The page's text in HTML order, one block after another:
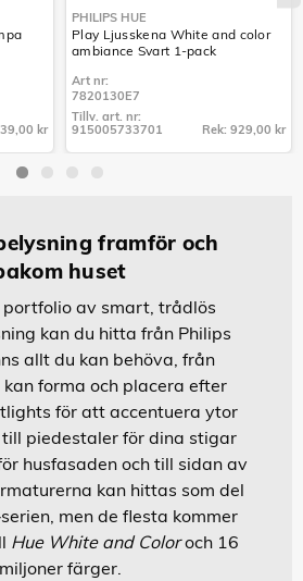
kr
PHILIPS HUE
Play Ljusskena White and color
ambiance Svart 1-pack
Art nr:
7820130E7
915005733701
Tillv. art. nr:
915005733701
Rek: 929,00 kr
framför och
huset
portfolio av smart, trådlös
kan du hitta från Philips
allt du kan behöva, från
forma och placera efter
för att accentuera ytor
piedestaler för dina stigar
husfasaden och till sidan av
kan hittas som del
serien, men de flesta kommer
Hue White and Coloroch 16
miljoner färger.